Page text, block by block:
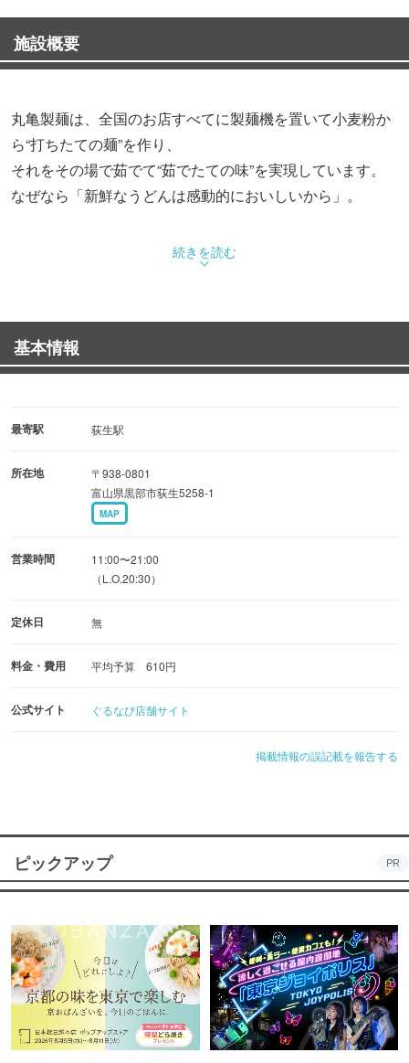
施設概要
丸亀製麺は、全国のお店すべてに製麺機を置いて小麦粉か
ら“打ちたての麺”を作り、
それをその場で茹でて“茹でたての味”を実現しています。
なぜなら「新鮮なうどんは感動的においしいから」。
これは丸亀製麺の創業者が、讃岐うどんの本場、香川の製
麺所で身をもって体験したことです。
きあがったときのような、
小麦粉のいい香りがします。
できたてうどん「つるつる、もちもち」食感をお楽しみ下
続きを読む
基本情報
最寄駅 荻生駅
所在地
〒938-0801
富山県黒部市荻生5258-1
MAP
営業時間
11:00〜21:00
（L.O.20:30）
定休日 無
料金・費用 平均予算 610円
公式サイト ぐるなび店舗サイト
掲載情報の誤記載を報告する
ピックアップ PR